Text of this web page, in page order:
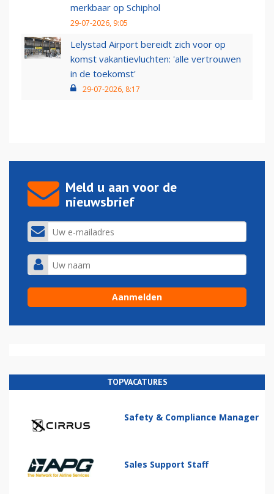
merkbaar op Schiphol
29-07-2026, 9:05
Lelystad Airport bereidt zich voor op
komst vakantievluchten: 'alle vertrouwen
in de toekomst'
29-07-2026, 8:17
Meld u aan voor de
nieuwsbrief
TOPVACATURES
Safety & Compliance Manager
Sales Support Staff